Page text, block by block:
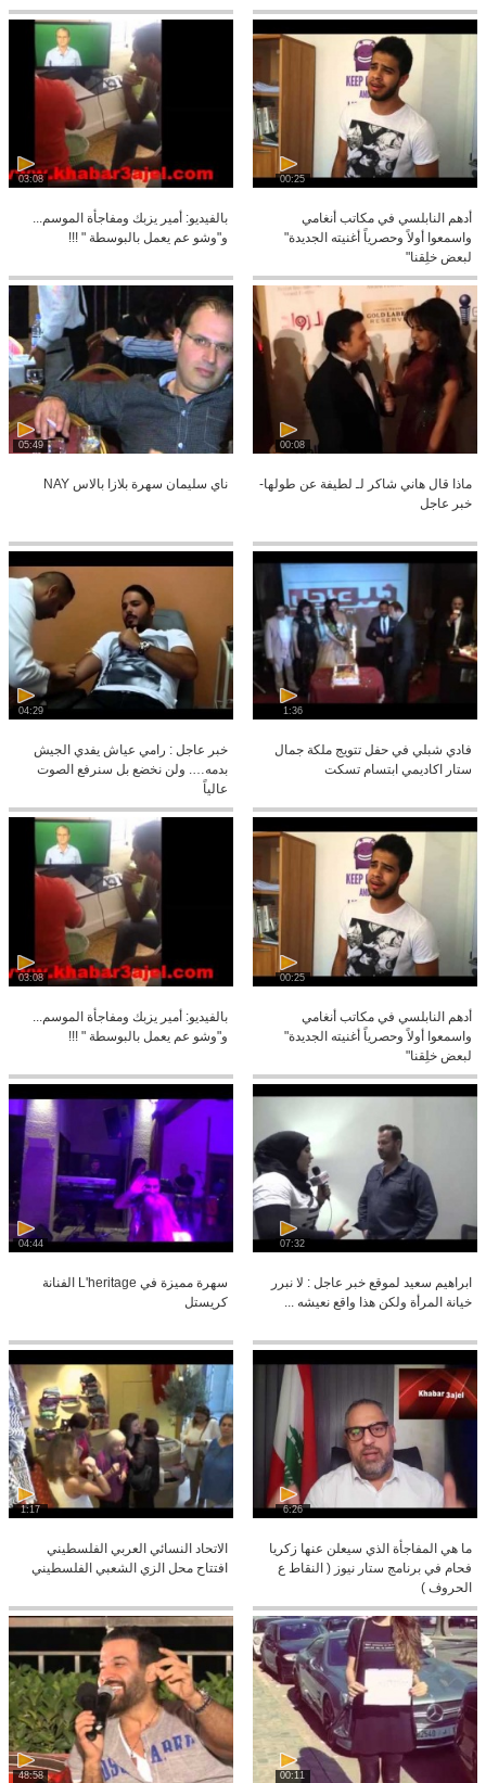
00:25
أدهم النابلسي في مكاتب أنغامي
واسمعوا أولاً وحصرياً أغنيته الجديدة"
لبعض خلِقنا"
03:08
بالفيديو: أمير يزبك ومفاجأة الموسم...
و"وشو عم يعمل بالبوسطة " !!!
00:08
ماذا قال هاني شاكر لـ لطيفة عن طولها-
خبر عاجل
05:49
ناي سليمان سهرة بلازا بالاس NAY
1:36
فادي شبلي في حفل تتويج ملكة جمال
ستار اكاديمي ابتسام تسكت
04:29
خبر عاجل : رامي عياش يفدي الجيش
بدمه…. ولن نخضع بل سنرفع الصوت
عالياً
00:25
أدهم النابلسي في مكاتب أنغامي
واسمعوا أولاً وحصرياً أغنيته الجديدة"
لبعض خلِقنا"
03:08
بالفيديو: أمير يزبك ومفاجأة الموسم...
و"وشو عم يعمل بالبوسطة " !!!
07:32
ابراهيم سعيد لموقع خبر عاجل : لا نبرر
خيانة المرأة ولكن هذا واقع نعيشه ...
04:44
سهرة مميزة في L'heritage الفنانة
كريستل
6:26
ما هي المفاجأة الذي سيعلن عنها زكريا
فحام في برنامج ستار نيوز ( النقاط ع
الحروف )
1:17
الاتحاد النسائي العربي الفلسطيني
افتتاح محل الزي الشعبي الفلسطيني
00:11
48:58